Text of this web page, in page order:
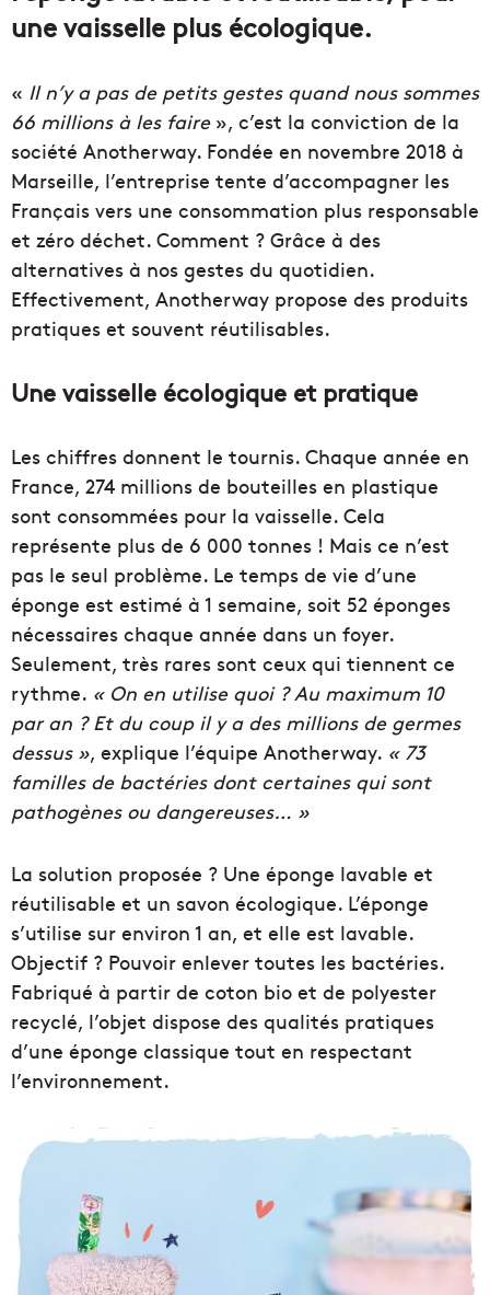
une vaisselle plus écologique.
« Il n’y a pas de petits gestes quand nous sommes
66 millions à les faire», c’est la conviction de la
société Anotherway. Fondée en novembre 2018 à
Marseille, l’entreprise tente d’accompagner les
Français vers une consommation plus responsable
et zéro déchet. Comment ? Grâce à des
alternatives à nos gestes du quotidien.
Effectivement, Anotherway propose des produits
pratiques et souvent réutilisables.
Une vaisselle écologique et pratique
Les chiffres donnent le tournis. Chaque année en
France, 274 millions de bouteilles en plastique
sont consommées pour la vaisselle. Cela
représente plus de 6 000 tonnes ! Mais ce n’est
pas le seul problème. Le temps de vie d’une
éponge est estimé à 1 semaine, soit 52 éponges
nécessaires chaque année dans un foyer.
Seulement, très rares sont ceux qui tiennent ce
rythme. « On en utilise quoi ? Au maximum 10
par an ? Et du coup il y a des millions de germes
dessus », explique l’équipe Anotherway. « 73
familles de bactéries dont certaines qui sont
pathogènes ou dangereuses… »
La solution proposée ? Une éponge lavable et
réutilisable et un savon écologique. L’éponge
s’utilise sur environ 1 an, et elle est lavable.
Objectif ? Pouvoir enlever toutes les bactéries.
Fabriqué à partir de coton bio et de polyester
recyclé, l’objet dispose des qualités pratiques
d’une éponge classique tout en respectant
l’environnement.